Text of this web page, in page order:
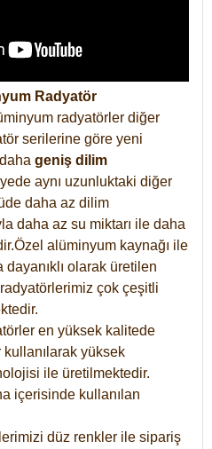
Radyatör
radyatörler diğer
serilerine göre yeni
geniş dilim
aynı uzunluktaki diğer
daha az dilim
daha az su miktarı ile daha
alüminyum kaynağı ile
olarak üretilen
çok çeşitli
en yüksek kalitede
yüksek
ile üretilmektedir.
içerisinde kullanılan
düz renkler ile sipariş